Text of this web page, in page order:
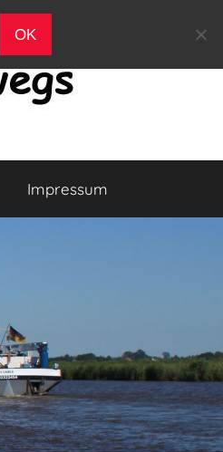
Impressum
OK